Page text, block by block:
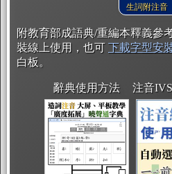
生詞附注音
附教育部成語典/重編本釋義參
裝線上使用，也可 下載字型安
白板。
辭典使用方法 注音